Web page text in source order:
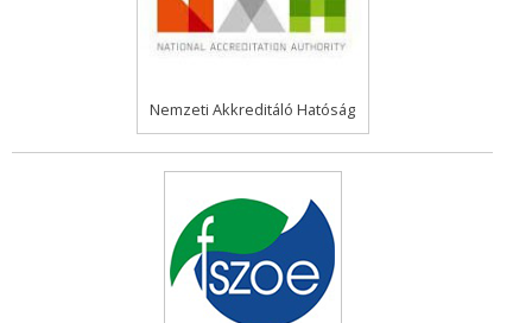
Nemzeti Akkreditáló Hatóság